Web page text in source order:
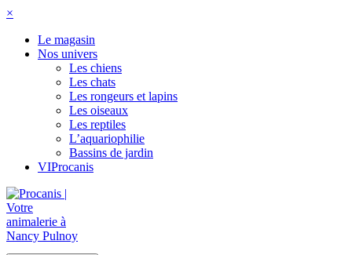
×
Le magasin
Nos univers
Les chiens
Les chats
Les rongeurs et lapins
Les oiseaux
Les reptiles
L’aquariophilie
Bassins de jardin
VIProcanis